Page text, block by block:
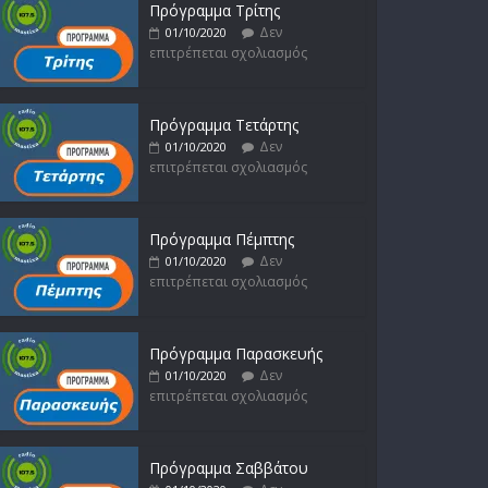
Πρόγραμμα Τρίτης
01/10/2020
Δεν
επιτρέπεται σχολιασμός
Πρόγραμμα Τετάρτης
01/10/2020
Δεν
επιτρέπεται σχολιασμός
Πρόγραμμα Πέμπτης
01/10/2020
Δεν
επιτρέπεται σχολιασμός
Πρόγραμμα Παρασκευής
01/10/2020
Δεν
επιτρέπεται σχολιασμός
Πρόγραμμα Σαββάτου